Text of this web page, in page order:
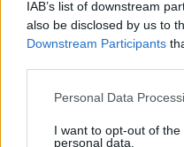
IAB’s list of downstream
also be disclosed by us to
Downstream Participants
Please note that this
not limited to your visit or
Personal Data
I want to opt-out of
personal data.